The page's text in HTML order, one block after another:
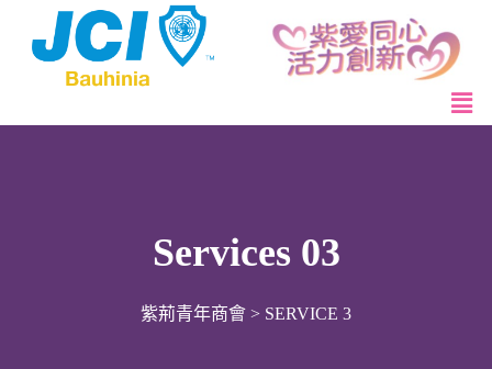
Services 03
紫荊青年商會 > SERVICE 3